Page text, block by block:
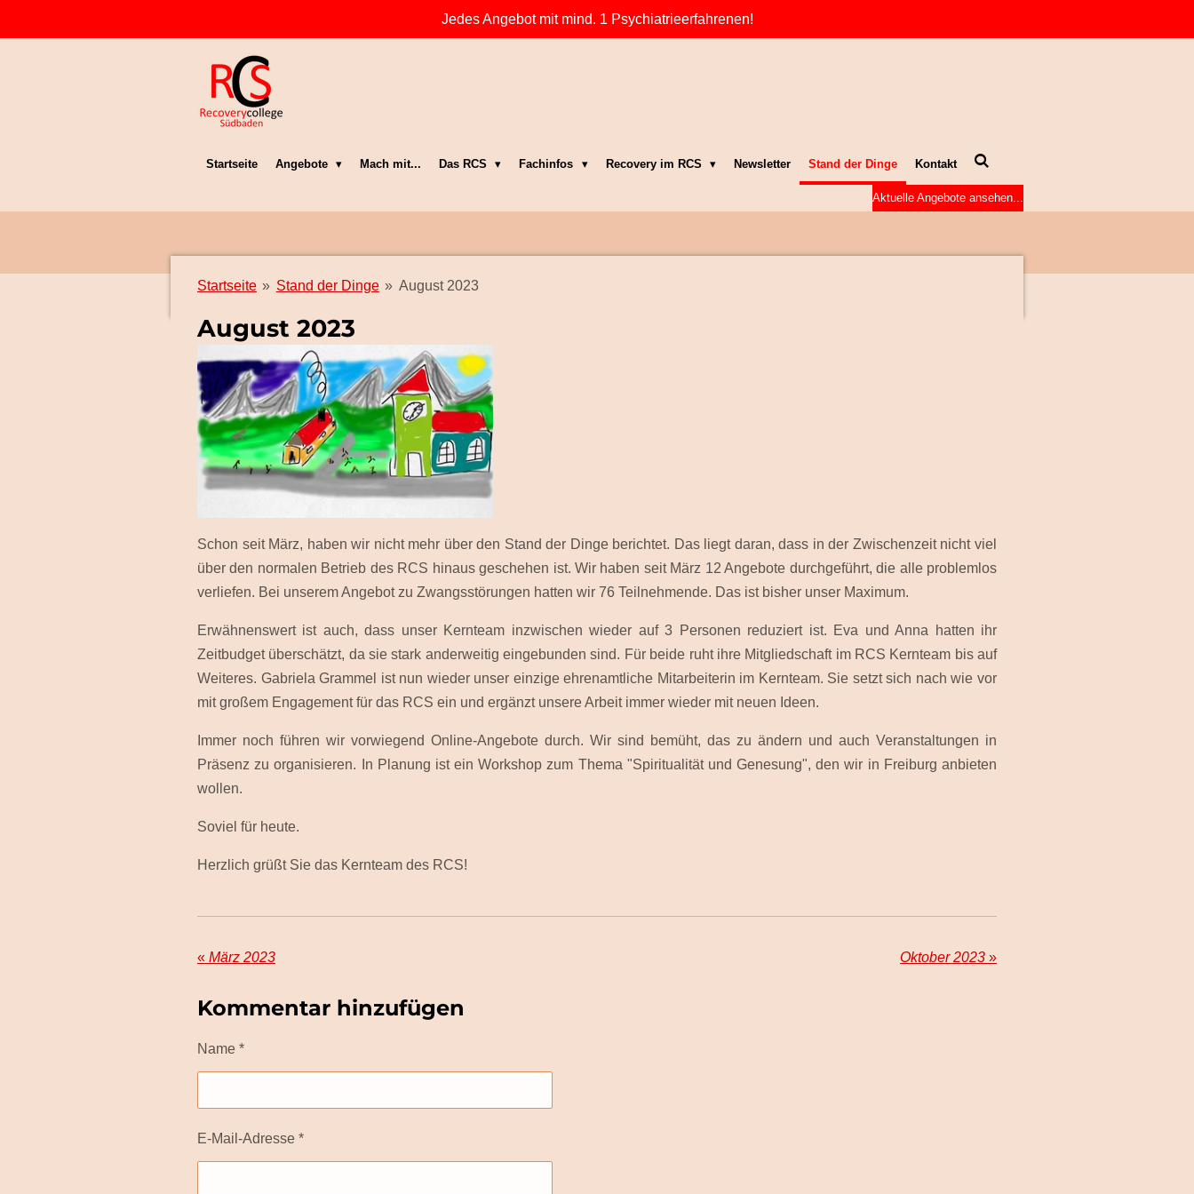
Jedes Angebot mit mind. 1 Psychiatrieerfahrenen!
Startseite Angebote Mach mit... Das RCS Fachinfos Recovery im RCS Newsletter Stand der Dinge Kontakt
Aktuelle Angebote ansehen...
Startseite » Stand der Dinge » August 2023
August 2023
Schon seit März, haben wir nicht mehr über den Stand der Dinge berichtet. Das liegt daran, dass in der Zwischenzeit nicht viel
über den normalen Betrieb des RCS hinaus geschehen ist. Wir haben seit März 12 Angebote durchgeführt, die alle problemlos
verliefen. Bei unserem Angebot zu Zwangsstörungen hatten wir 76 Teilnehmende. Das ist bisher unser Maximum.
Erwähnenswert ist auch, dass unser Kernteam inzwischen wieder auf 3 Personen reduziert ist. Eva und Anna hatten ihr
Zeitbudget überschätzt, da sie stark anderweitig eingebunden sind. Für beide ruht ihre Mitgliedschaft im RCS Kernteam bis auf
Weiteres. Gabriela Grammel ist nun wieder unser einzige ehrenamtliche Mitarbeiterin im Kernteam. Sie setzt sich nach wie vor
mit großem Engagement für das RCS ein und ergänzt unsere Arbeit immer wieder mit neuen Ideen.
Immer noch führen wir vorwiegend Online-Angebote durch. Wir sind bemüht, das zu ändern und auch Veranstaltungen in
Präsenz zu organisieren. In Planung ist ein Workshop zum Thema "Spiritualität und Genesung", den wir in Freiburg anbieten
wollen.
Soviel für heute.
Herzlich grüßt Sie das Kernteam des RCS!
« März 2023 Oktober 2023 »
Kommentar hinzufügen
Name *
E-Mail-Adresse *